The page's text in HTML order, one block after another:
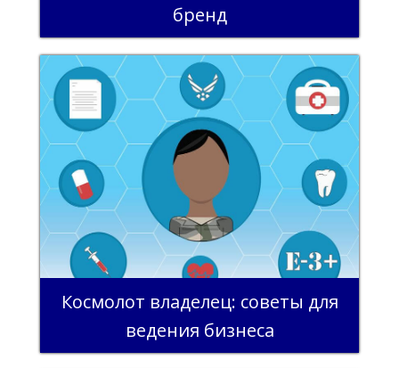
бренд
Космолот владелец: советы для
ведения бизнеса